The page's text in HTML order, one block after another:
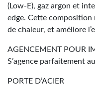
(Low-E), gaz argon et
edge. Cette
de chaleur, et améliore
AGENCEMENT POUR
S’agence parfaitement
PORTE D’ACIER